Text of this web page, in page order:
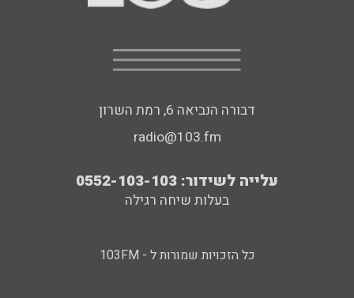
דבורה הנביאה 6, רמת השרון
radio@103.fm
עלייה לשידור: 0552-103-103
בעלות שיחה רגילה
כל הזכויות שמורות ל - 103FM